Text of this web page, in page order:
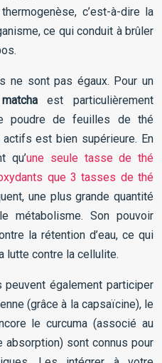
c’est-à-dire la
ce qui conduit à brûler
ne sont pas égaux. Pour un
est particulièrement
poudre de feuilles de thé
est bien supérieure. En
qu’une seule tasse de thé
que 3 tasses de thé
une plus grande quantité
métabolisme. Son pouvoir
la rétention d’eau, ce qui
lutte contre la cellulite.
peuvent également participer
(grâce à la capsaïcine), le
le curcuma (associé au
absorption) sont connus pour